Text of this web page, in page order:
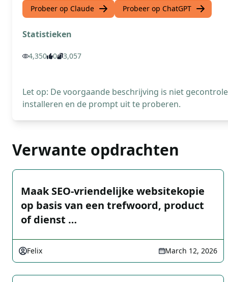
Probeer op Claude Probeer op ChatGPT
Statistieken
4,350 0 3,057
Let op: De voorgaande beschrijving is niet
installeren en de prompt uit te proberen.
Verwante opdrachten
Maak SEO-vriendelijke websitekopie
op basis van een trefwoord, product
of dienst …
Felix March 12, 2026